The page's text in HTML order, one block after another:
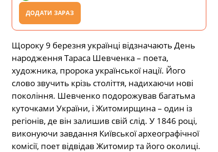
ДОДАТИ ЗАРАЗ
Щороку 9 березня українці відзначають День
народження Тараса Шевченка – поета,
художника, пророка української нації. Його
слово звучить крізь століття, надихаючи нові
покоління. Шевченко подорожував багатьма
куточками України, і Житомирщина – один із
регіонів, де він залишив свій слід. У 1846 році,
виконуючи завдання Київської археографічної
комісії, поет відвідав Житомир та його околиці.